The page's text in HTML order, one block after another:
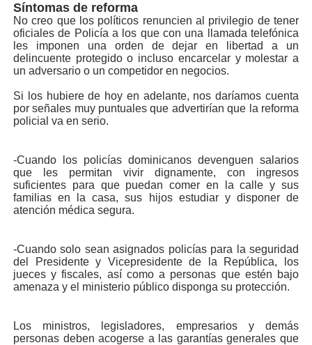
Síntomas de reforma
No creo que los políticos renuncien al privilegio de tener
oficiales de Policía a los que con una llamada telefónica
les imponen una orden de dejar en libertad a un
delincuente protegido o incluso encarcelar y molestar a
un adversario o un competidor en negocios.
Si los hubiere de hoy en adelante, nos daríamos cuenta
por señales muy puntuales que advertirían que la reforma
policial va en serio.
-Cuando los policías dominicanos devenguen salarios
que les permitan vivir dignamente, con ingresos
suficientes para que puedan comer en la calle y sus
familias en la casa, sus hijos estudiar y disponer de
atención médica segura.
-Cuando solo sean asignados policías para la seguridad
del Presidente y Vicepresidente de la República, los
jueces y fiscales, así como a personas que estén bajo
amenaza y el ministerio público disponga su protección.
Los ministros, legisladores, empresarios y demás
personas deben acogerse a las garantías generales que